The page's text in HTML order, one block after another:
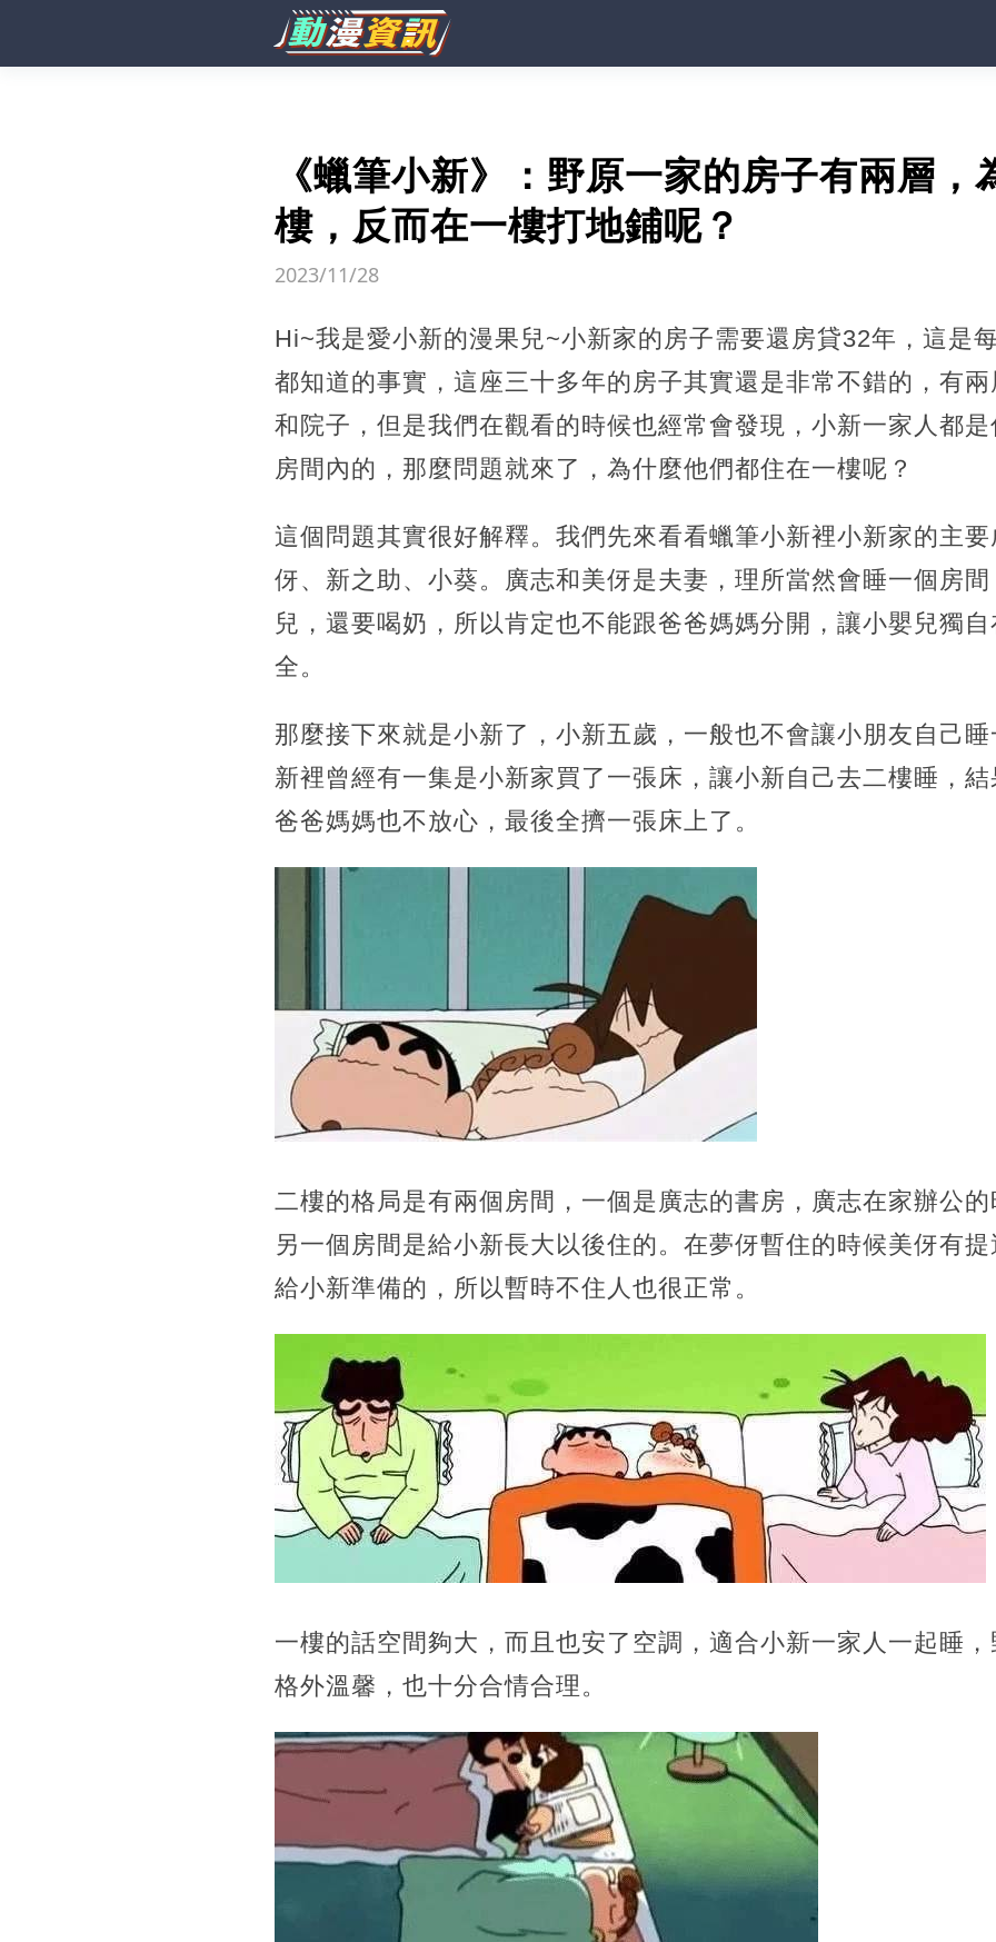
《蠟筆小新》：野原一家的房子有兩層，
樓，反而在一樓打地鋪呢？
2023/11/28
Hi~我是愛小新的漫果兒~小新家的房子需要還房貸32年，這是
都知道的事實，這座三十多年的房子其實還是非常不錯的，有
和院子，但是我們在觀看的時候也經常會發現，小新一家人都
房間內的，那麼問題就來了，為什麼他們都住在一樓呢？
這個問題其實很好解釋。我們先來看看蠟筆小新裡小新家的主
伢、新之助、小葵。廣志和美伢是夫妻，理所當然會睡一個房
兒，還要喝奶，所以肯定也不能跟爸爸媽媽分開，讓小嬰兒獨
全。
那麼接下來就是小新了，小新五歲，一般也不會讓小朋友自己
新裡曾經有一集是小新家買了一張床，讓小新自己去二樓睡，結
爸爸媽媽也不放心，最後全擠一張床上了。
二樓的格局是有兩個房間，一個是廣志的書房，廣志在家辦公
另一個房間是給小新長大以後住的。在夢伢暫住的時候美伢有
給小新準備的，所以暫時不住人也很正常。
一樓的話空間夠大，而且也安了空調，適合小新一家人一起睡
格外溫馨，也十分合情合理。